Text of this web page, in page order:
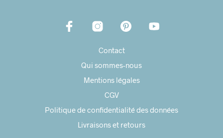
Contact
Qui sommes-nous
Mentions légales
CGV
Politique de confidentialité des données
Livraisons et retours